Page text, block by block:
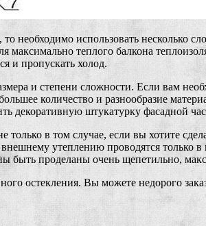
необходимо использовать несколько
теплого балкона
и пропускать холод.
и степени сложности. Если вам
количество и разнообразие
декоративную штукатурку фасадной
в том случае, если вы хотите
утеплению проводятся только
быть проделаны очень щепетильно,
остекления. Вы можете недорого